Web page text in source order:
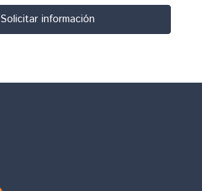
Solicitar información